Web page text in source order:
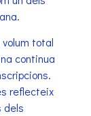
total
continua
reflecteix
dels